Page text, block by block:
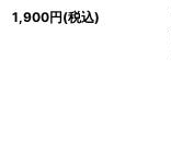
1,900円(税込)